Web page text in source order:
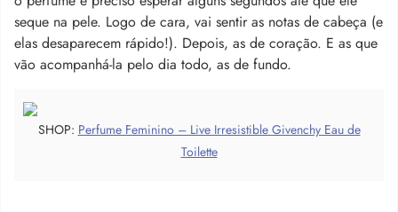
seque na pele. Logo de cara, vai sentir as notas de cabeça (e
elas desaparecem rápido!). Depois, as de coração. E as que
vão acompanhá-la pelo dia todo, as de fundo.
SHOP: Perfume Feminino – Live Irresistible Givenchy Eau de
Toilette